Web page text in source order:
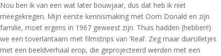
Nou ben ik van een wat later bouwjaar, dus dat heb ik niet
meegekregen. Mijn eerste kennismaking met Oom Donald en zijn
familie, moet ergens in 1967 geweest zijn. Thuis hadden (hebben!)
we een toverlantaarn met filmstrips van ‘Real’. Zeg maar diarolletjes
met een beeldverhaal erop, die geprojecteerd werden met een